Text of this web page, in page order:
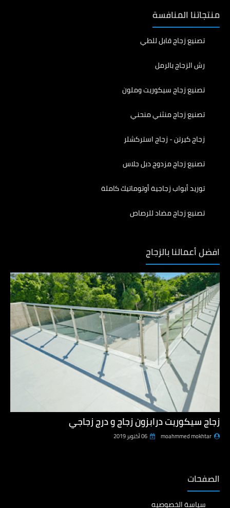
منتجاتنا المنافسة
تصنيع زجاج قابل للطي
رش الزجاج بالرمل
تصنيع زجاج سيكوريت وملون
تصنيع زجاج منثني منحني
زجاج كيرتن - زجاج استركشلر
تصنيع زجاج مزدوج دبل جلاس
توريد أبواب زجاجية أوتوماتيك كاملة
تصنيع زجاج مضاد للرصاص
افضل أعمالنا بالزجاج
زجاج سيكوريت درابزون زجاج و درج زجاجي
moahmmed mokhtar 06 أكتوبر 2019
الصفحات
سياسة الخصوصيه